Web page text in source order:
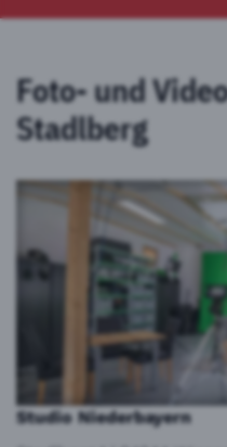
Foto- und
Stadlberg
Studio Niederbayern